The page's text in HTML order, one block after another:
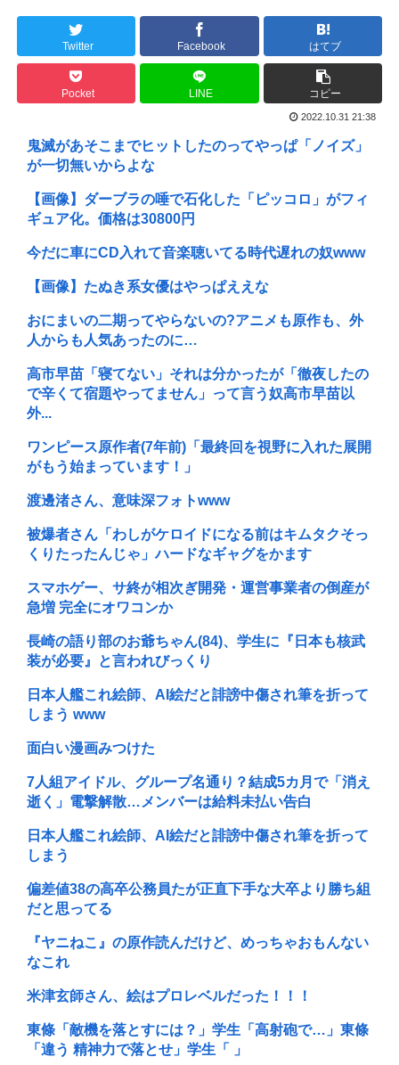
Twitter Facebook はてブ
Pocket LINE コピー
2022.10.31 21:38
鬼滅があそこまでヒットしたのってやっぱ「ノイズ」
が一切無いからよな
【画像】ダーブラの唾で石化した「ピッコロ」がフィ
ギュア化。価格は30800円
今だに車にCD入れて音楽聴いてる時代遅れの奴www
【画像】たぬき系女優はやっぱええな
おにまいの二期ってやらないの?アニメも原作も、外
人からも人気あったのに…
高市早苗「寝てない」それは分かったが「徹夜したの
で辛くて宿題やってません」って言う奴高市早苗以
外...
ワンピース原作者(7年前)「最終回を視野に入れた展開
がもう始まっています！」
渡邊渚さん、意味深フォトwww
被爆者さん「わしがケロイドになる前はキムタクそっ
くりたったんじゃ」ハードなギャグをかます
スマホゲー、サ終が相次ぎ開発・運営事業者の倒産が
急増 完全にオワコンか
長崎の語り部のお爺ちゃん(84)、学生に『日本も核武
装が必要』と言われびっくり
日本人艦これ絵師、AI絵だと誹謗中傷され筆を折って
しまう www
面白い漫画みつけた
7人組アイドル、グループ名通り？結成5カ月で「消え
逝く」電撃解散…メンバーは給料未払い告白
日本人艦これ絵師、AI絵だと誹謗中傷され筆を折って
しまう
偏差値38の高卒公務員たが正直下手な大卒より勝ち組
だと思ってる
『ヤニねこ』の原作読んだけど、めっちゃおもんない
なこれ
米津玄師さん、絵はプロレベルだった！！！
東條「敵機を落とすには？」学生「高射砲で…」東條
「違う 精神力で落とせ」学生「 」